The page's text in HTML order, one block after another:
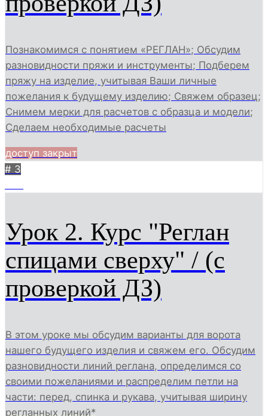
Познакомимся с понятием «РЕГЛАН»; Обсудим
разновидности пряжи и инструменты; Подберем
пряжу на изделие, учитывая Ваши личные
пожелания к будущему изделию; Свяжем образец;
Снимем мерки для расчетов с образца и модели;
Сделаем необходимые расчеты
доступ закрыт
# 3
Урок 2. Курс "Реглан
спицами сверху" / (с
проверкой ДЗ)
В этом уроке мы обсудим варианты для ворота
нашего будущего изделия и свяжем его. Обсудим
разновидности линий реглана, определимся со
своими пожеланиями и распределим петли на
части: перед, спинка и рукава, учитывая ширину
регланных линий*